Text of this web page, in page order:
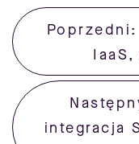
IaaS,
integracja